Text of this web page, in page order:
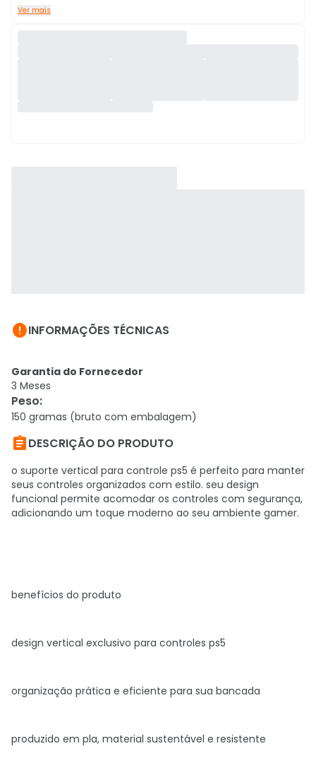
Ver mais
INFORMAÇÕES TÉCNICAS
Garantia do Fornecedor
3 Meses
Peso:
150 gramas (bruto com embalagem)
DESCRIÇÃO DO PRODUTO
o suporte vertical para controle ps5 é perfeito para manter
seus controles organizados com estilo. seu design
funcional permite acomodar os controles com segurança,
adicionando um toque moderno ao seu ambiente gamer.
benefícios do produto
design vertical exclusivo para controles ps5
organização prática e eficiente para sua bancada
produzido em pla, material sustentável e resistente